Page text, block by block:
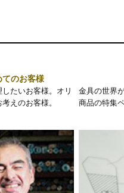
てのお客様
たいお客様。オリ
えのお客様。
金具の世界
商品の特集